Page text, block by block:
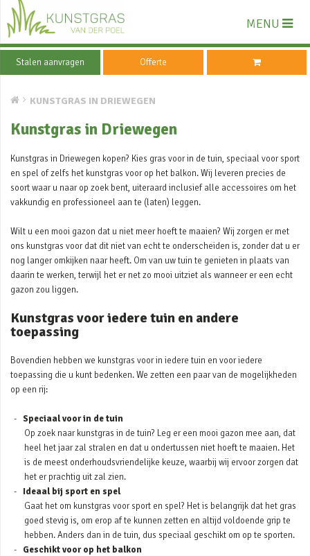
MENU
Stalen aanvragen Offerte
KUNSTGRAS IN DRIEWEGEN
Kunstgras in Driewegen
Kunstgras in Driewegen kopen? Kies gras voor in de tuin, speciaal voor sport
en spel of zelfs het kunstgras voor op het balkon. Wij leveren precies de
soort waar u naar op zoek bent, uiteraard inclusief alle accessoires om het
vakkundig en professioneel aan te (laten) leggen.
Wilt u een mooi gazon dat u niet meer hoeft te maaien? Wij zorgen er met
ons kunstgras voor dat dit niet van echt te onderscheiden is, zonder dat u er
nog langer omkijken naar heeft. Om van uw tuin te genieten in plaats van
daarin te werken, terwijl het er net zo mooi uitziet als wanneer er een echt
gazon zou liggen.
Kunstgras voor iedere tuin en andere
toepassing
Bovendien hebben we kunstgras voor in iedere tuin en voor iedere
toepassing die u kunt bedenken. We zetten een paar van de mogelijkheden
op een rij:
Speciaal voor in de tuin
Op zoek naar kunstgras in de tuin? Leg er een mooi gazon mee aan, dat
heel het jaar zal stralen en dat u ondertussen niet hoeft te maaien. Het
is de meest onderhoudsvriendelijke keuze, waarbij wij ervoor zorgen dat
het er prachtig uit zal zien.
Ideaal bij sport en spel
Gaat het om kunstgras voor sport en spel? Het is belangrijk dat het gras
goed stevig is, om erop af te kunnen zetten en altijd voldoende grip te
hebben. Anders dan in de tuin, dus speciaal geschikt om op te sporten.
Geschikt voor op het balkon